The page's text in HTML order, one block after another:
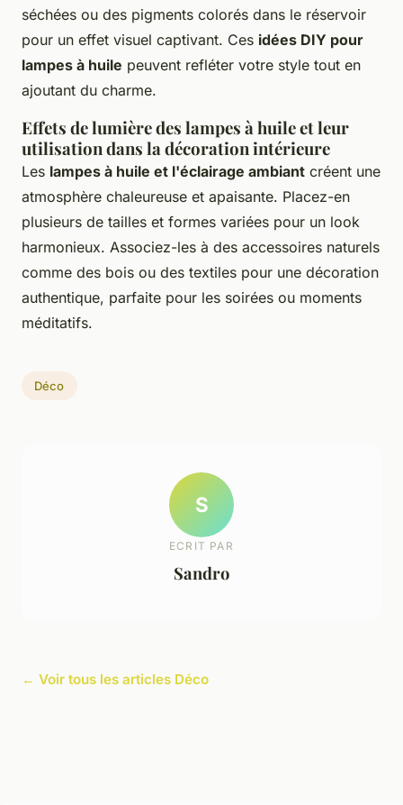
séchées ou des pigments colorés dans le réservoir
pour un effet visuel captivant. Ces idées DIY pour
lampes à huile peuvent refléter votre style tout en
ajoutant du charme.
Effets de lumière des lampes à huile et leur
utilisation dans la décoration intérieure
Les lampes à huile et l'éclairage ambiant créent une
atmosphère chaleureuse et apaisante. Placez-en
plusieurs de tailles et formes variées pour un look
harmonieux. Associez-les à des accessoires naturels
comme des bois ou des textiles pour une décoration
authentique, parfaite pour les soirées ou moments
méditatifs.
Déco
S
ECRIT PAR
Sandro
← Voir tous les articles Déco